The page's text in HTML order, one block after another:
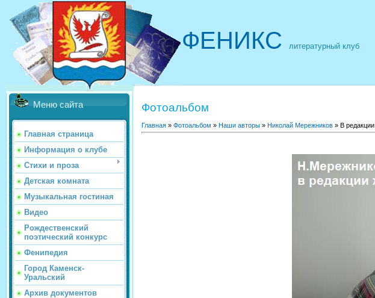
ФЕНИКС литературный клуб
Меню сайта
Главная страница
Информация о клубе
Стихи и проза
Детская комната
Музыкальная гостиная
Видео
Рождественский
поэтический конкурс
Фенипедия
Город Каменск-
Уральский
Архив документов
Фотоальбом
Главная » Фотоальбом » Наши авторы » Николай Мережников » В редакции